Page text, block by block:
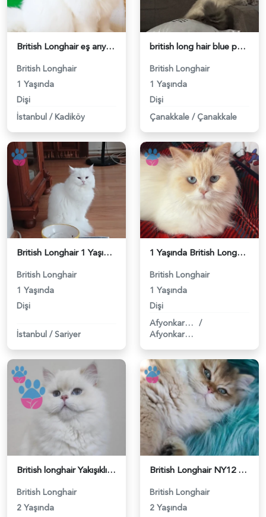
British Longhair eş arıyoruz - 118984588
British Longhair
1 Yaşında
Dişi
İstanbul / Kadiköy
british long hair blue point eş arıyoruz - 118984568
British Longhair
1 Yaşında
Dişi
Çanakkale / Çanakkale
British Longhair 1 Yaşında Dişi Kızgınlıkta - 118984561
British Longhair
1 Yaşında
Dişi
İstanbul / Sariyer
1 Yaşında British Longhair Kızıma Eş Arıyoruz - 118984559
British Longhair
1 Yaşında
Dişi
Afyonkarahisar /
Afyonkarahisar
British longhair Yakışıklı Asil Safkan Beyaz oğlum - 118984551
British Longhair
2 Yaşında
British Longhair NY12 Kodlu Yavru Eş Arıyor - 118984552
British Longhair
2 Yaşında